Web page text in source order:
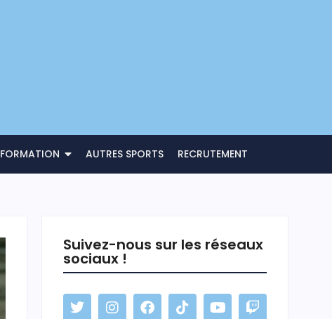
FORMATION AUTRES SPORTS RECRUTEMENT
Suivez-nous sur les réseaux
sociaux !